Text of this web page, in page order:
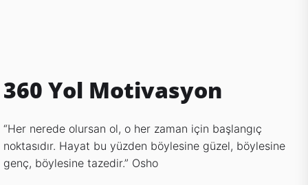
360 Yol Motivasyon
“Her nerede olursan ol, o her zaman için başlangıç
noktasıdır. Hayat bu yüzden böylesine güzel, böylesine
genç, böylesine tazedir.” Osho